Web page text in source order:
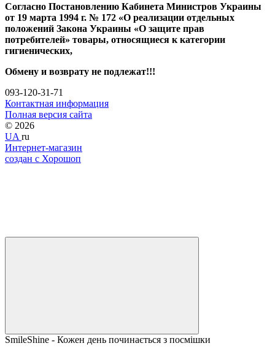
Согласно Постановлению Кабинета Министров Украины
от 19 марта 1994 г. № 172 «О реализации отдельных
положений Закона Украины «О защите прав
потребителей» товары, относящиеся к категории
гигиенических,
Обмену и возврату не подлежат!!!
093-120-31-71
Контактная информация
Полная версия сайта
© 2026
UA ru
Интернет-магазин
создан с Хорошоп
SmileShine - Кожен день починається з посмішки